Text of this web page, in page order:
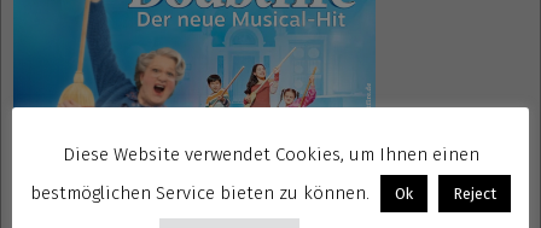
Diese Website verwendet Cookies, um Ihnen einen
bestmöglichen Service bieten zu können.
Ok Reject